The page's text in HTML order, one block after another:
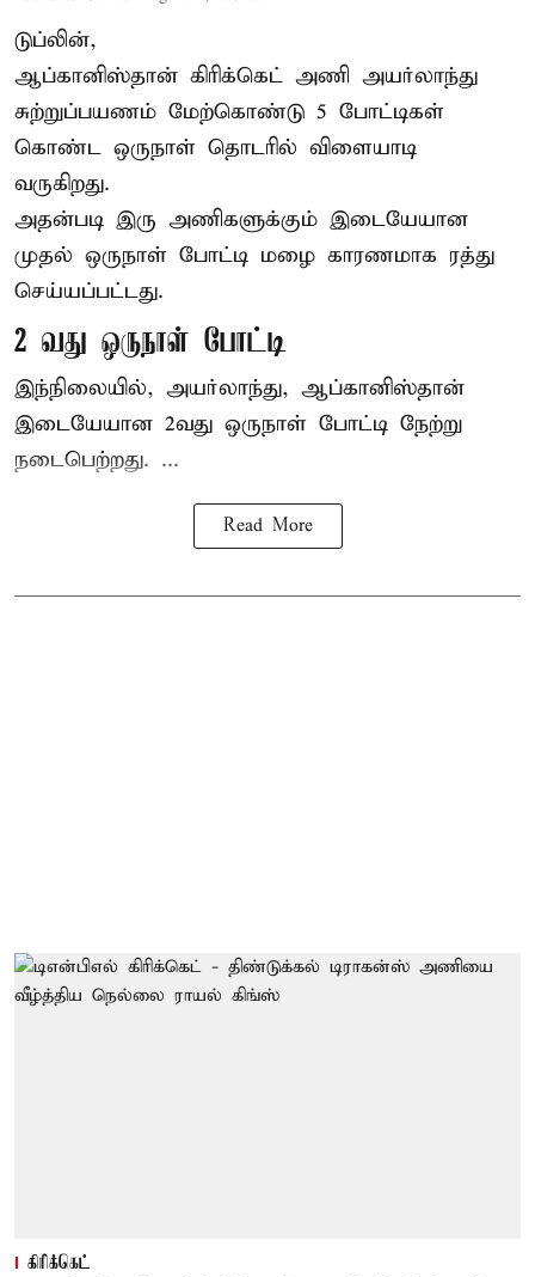
டுப்லின்,
ஆப்கானிஸ்தான் கிரிக்கெட் அணி அயர்லாந்து
சுற்றுப்பயணம் மேற்கொண்டு 5 போட்டிகள்
கொண்ட ஒருநாள் தொடரில் விளையாடி
வருகிறது.
அதன்படி இரு அணிகளுக்கும் இடையேயான
முதல் ஒருநாள் போட்டி மழை காரணமாக ரத்து
செய்யப்பட்டது.
2 வது ஒருநாள் போட்டி
இந்நிலையில், அயர்லாந்து, ஆப்கானிஸ்தான்
இடையேயான 2வது ஒருநாள் போட்டி நேற்று
நடைபெற்றது. ...
Read More
கிரிக்கெட்